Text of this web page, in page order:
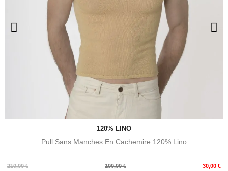
120% LINO
Pull Sans Manches En Cachemire 120% Lino
210,00 €
Prix
100,00 € 30,00 €
Prix